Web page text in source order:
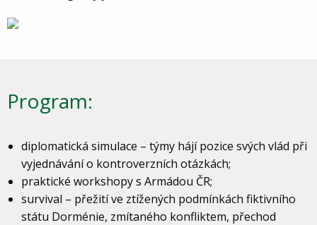
Program:
diplomatická simulace – týmy hájí pozice svých vlád při
vyjednávání o kontroverzních otázkách;
praktické workshopy s Armádou ČR;
survival – přežití ve ztížených podmínkách fiktivního
státu Dorménie, zmítaného konfliktem, přechod